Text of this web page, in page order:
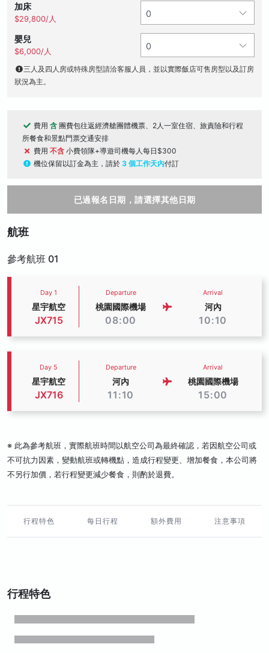
加床
$29,800/人
嬰兒
$6,000/人
三人及四人房或特殊房型請洽客服人員，並以實際飯店可售房型以及訂房
狀況為主。
費用 含 團費包往返經濟艙團體機票、2人一室住宿、旅責險和行程
所餐食和景點門票交通安排
費用 不含 小費領隊+導遊司機每人每日$300
機位保留以訂金為主，請於 3 個工作天內付訂
已過報名日期，請選擇其他日期
航班
參考航班 01
Day 1
星宇航空
JX715
Departure
桃園國際機場
08:00
Arrival
河內
10:10
Day 5
星宇航空
JX716
Departure
河內
11:10
Arrival
桃園國際機場
15:00
※ 此為參考航班，實際航班時間以航空公司為最終確認，若因航空公司或
不可抗力因素，變動航班或轉機點，造成行程變更、增加餐食，本公司將
不另行加價，若行程變更減少餐食，則酌於退費。
行程特色 每日行程 額外費用 注意事項
行程特色